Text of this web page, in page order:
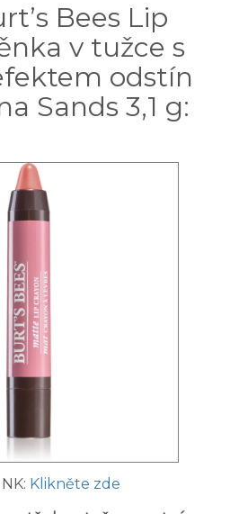
Bees Lip
v tužce s
odstín
Sands 3,1 g:
Klikněte zde